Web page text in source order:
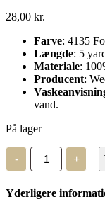
28,00 kr.
Farve: 4135
Længde: 5
Materiale:
Producent:
vand.
På lager
-
Weeks
Dye
Works
4135
+
Yderligere